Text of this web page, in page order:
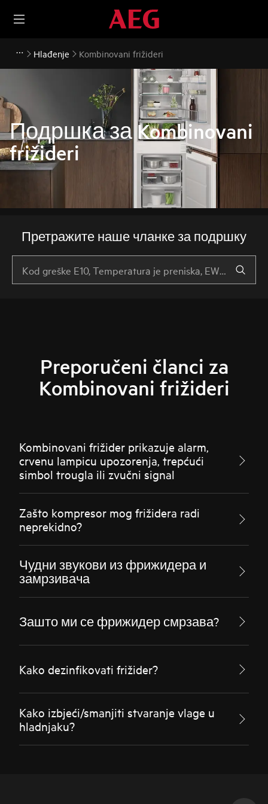
Hlađenje Kombinovani frižideri
Подршка за Kombinovani
frižideri
Претражите наше чланке за подршку
Preporučeni članci za
Kombinovani frižideri
Kombinovani frižider prikazuje alarm,
crvenu lampicu upozorenja, trepćući
simbol trougla ili zvučni signal
Zašto kompresor mog frižidera radi
neprekidno?
Чудни звукови из фрижидера и
замрзивача
Зашто ми се фрижидер смрзава?
Kako dezinfikovati frižider?
Kako izbjeći/smanjiti stvaranje vlage u
hladnjaku?